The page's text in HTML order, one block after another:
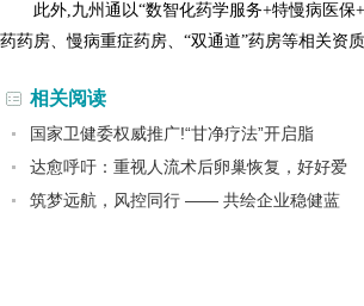
此外,九州通以“数智化药学服务+特慢病医
药药房、慢病重症药房、“双通道”药房等相关资
相关阅读
国家卫健委权威推广!“甘净疗法”开启脂
达愈呼吁：重视人流术后卵巢恢复，好好爱
筑梦远航，风控同行 —— 共绘企业稳健蓝